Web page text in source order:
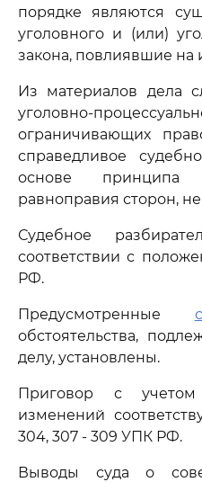
порядке являются
уголовного и (или)
закона, повлиявшие на
Из материалов дела
уголовно-
ограничивающих
справедливое
основе принципа
равноправия сторон,
Судебное
соответствии с
РФ.
Предусмотренные
обстоятельства,
делу, установлены.
Приговор с
изменений
304, 307 - 309 УПК РФ.
Выводы суда о